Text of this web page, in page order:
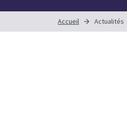
Accueil Actualités